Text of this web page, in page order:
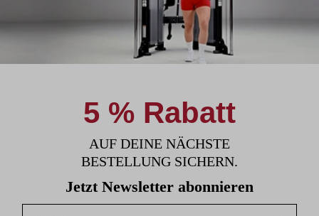
5 % Rabatt
AUF DEINE NÄCHSTE
BESTELLUNG SICHERN.
Jetzt Newsletter abonnieren